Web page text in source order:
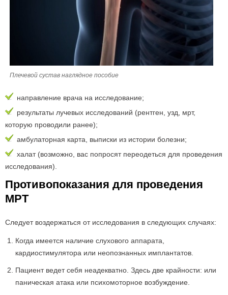
Плечевой сустав наглядное пособие
направление врача на исследование;
результаты лучевых исследований (рентген, узд, мрт,
которую проводили ранее);
амбулаторная карта, выписки из истории болезни;
халат (возможно, вас попросят переодеться для проведения
исследования).
Противопоказания для проведения
МРТ
Следует воздержаться от исследования в следующих случаях:
Когда имеется наличие слухового аппарата,
кардиостимулятора или неопознанных имплантатов.
Пациент ведет себя неадекватно. Здесь две крайности: или
паническая атака или психомоторное возбуждение.